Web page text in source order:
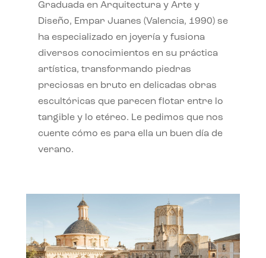
Graduada en Arquitectura y Arte y
Diseño, Empar Juanes (Valencia, 1990) se
ha especializado en joyería y fusiona
diversos conocimientos en su práctica
artística, transformando piedras
preciosas en bruto en delicadas obras
escultóricas que parecen flotar entre lo
tangible y lo etéreo. Le pedimos que nos
cuente cómo es para ella un buen día de
verano.